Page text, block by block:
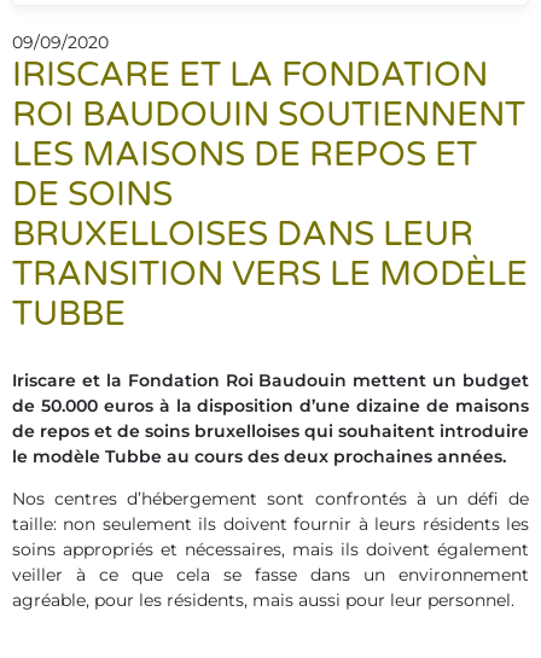
09/09/2020
IRISCARE ET LA FONDATION
ROI BAUDOUIN SOUTIENNENT
LES MAISONS DE REPOS ET
DE SOINS
BRUXELLOISES DANS LEUR
TRANSITION VERS LE MODÈLE
TUBBE
Iriscare et la Fondation Roi Baudouin mettent un budget
de 50.000 euros à la disposition d’une dizaine de maisons
de repos et de soins bruxelloises qui souhaitent introduire
le modèle Tubbe au cours des deux prochaines années.
Nos centres d’hébergement sont confrontés à un défi de
taille: non seulement ils doivent fournir à leurs résidents les
soins appropriés et nécessaires, mais ils doivent également
veiller à ce que cela se fasse dans un environnement
agréable, pour les résidents, mais aussi pour leur personnel.